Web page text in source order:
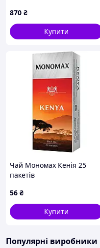
870 ₴
Купити
Чай Мономах Кенія 25
пакетів
56 ₴
Купити
Популярні виробники